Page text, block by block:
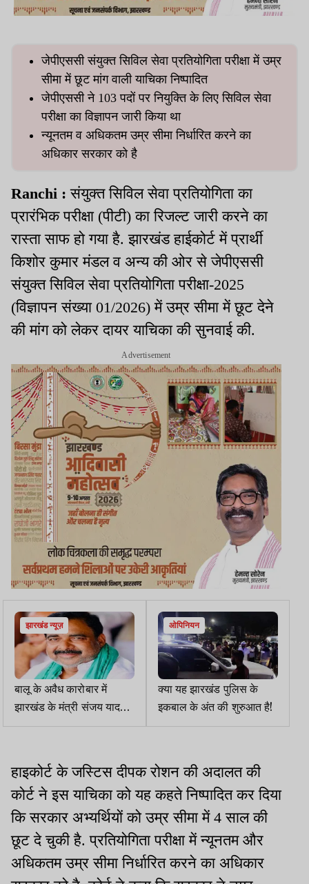
जेपीएससी संयुक्त सिविल सेवा प्रतियोगिता परीक्षा में उम्र
सीमा में छूट मांग वाली याचिका निष्पादित
जेपीएससी ने 103 पदों पर नियुक्ति के लिए सिविल सेवा
परीक्षा का विज्ञापन जारी किया था
न्यूनतम व अधिकतम उम्र सीमा निर्धारित करने का
अधिकार सरकार को है
Ranchi :संयुक्त सिविल सेवा प्रतियोगिता का
प्रारंभिक परीक्षा (पीटी) का रिजल्ट जारी करने का
रास्ता साफ हो गया है. झारखंड हाईकोर्ट में प्रार्थी
किशोर कुमार मंडल व अन्य की ओर से जेपीएससी
संयुक्त सिविल सेवा प्रतियोगिता परीक्षा-2025
(विज्ञापन संख्या 01/2026) में उम्र सीमा में छूट देने
की मांग को लेकर दायर याचिका की सुनवाई की.
Advertisement
झारखंड न्यूज़
बालू के अवैध कारोबार में
झारखंड के मंत्री संजय यादव
पर बिहार में आरोप तय
ओपिनियन
क्या यह झारखंड पुलिस के
इकबाल के अंत की शुरुआत है!
हाइकोर्ट के जस्टिस दीपक रोशन की अदालत की
कोर्ट ने इस याचिका को यह कहते निष्पादित कर दिया
कि सरकार अभ्यर्थियों को उम्र सीमा में 4 साल की
छूट दे चुकी है. प्रतियोगिता परीक्षा में न्यूनतम और
अधिकतम उम्र सीमा निर्धारित करने का अधिकार